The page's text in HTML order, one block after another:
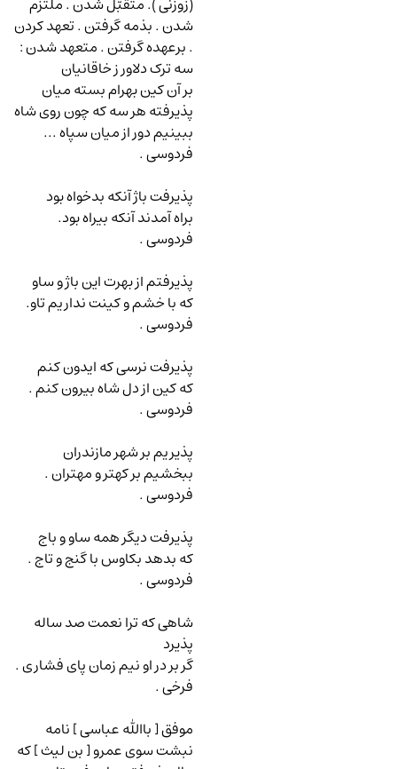
شدن . بذمه گرفتن . تعهد کردن
. برعهده گرفتن . متعهد شدن:
سه ترک دلاور ز خاقانیان
بر آن کین بهرام بسته میان
پذیرفته هر سه که چون روی شاه
ببینیم دور از میان سپاه ...
فردوسی .
پذیرفت باژ آنکه بدخواه بود
براه آمدند آنکه بیراه بود.
فردوسی .
پذیرفتم از بهرت این باژ و ساو
که با خشم و کینت نداریم تاو.
فردوسی .
پذیرفت نرسی که ایدون کنم
که کین از دل شاه بیرون کنم .
فردوسی .
پذیریم بر شهر مازندران
ببخشیم بر کهتر و مهتران .
فردوسی .
پذیرفت دیگر همه ساو و باج
که بدهد بکاوس با گنج و تاج .
فردوسی .
شاهی که ترا نعمت صد ساله
پذیرد
گر بر در او نیم زمان پای فشاری .
فرخی .
موفق [ باﷲ عباسی ] نامه
نبشت سوی عمرو [ بن لیث ] که